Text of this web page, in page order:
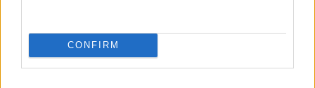
CONFIRM